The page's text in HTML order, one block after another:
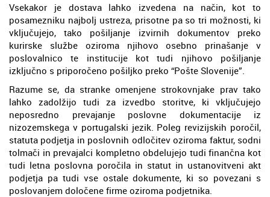
Vsekakor je dostava lahko izvedena na način, kot to
posamezniku najbolj ustreza, prisotne pa so tri možnosti, ki
vključujejo, tako pošiljanje izvirnih dokumentov preko
kurirske službe oziroma njihovo osebno prinašanje v
poslovalnico te institucije kot tudi njihovo pošiljanje
izključno s priporočeno pošiljko preko “Pošte Slovenije”.
Razume se, da stranke omenjene strokovnjake prav tako
lahko zadolžijo tudi za izvedbo storitve, ki vključujejo
neposredno prevajanje poslovne dokumentacije iz
nizozemskega v portugalski jezik. Poleg revizijskih poročil,
statuta podjetja in poslovnih odločitev oziroma faktur, sodni
tolmači in prevajalci kompletno obdelujejo tudi finančna kot
tudi letna poslovna poročila in statut in ustanovitveni akt
podjetja pa tudi vse ostale dokumente, ki so povezani s
poslovanjem določene firme oziroma podjetnika.